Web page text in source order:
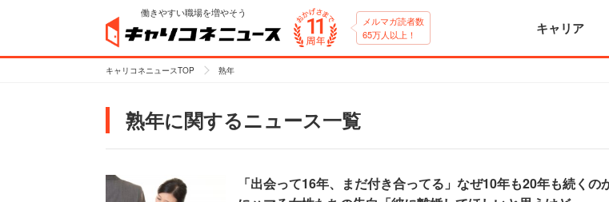
働きやすい職場を増やそう
メルマガ読者数
65万人以上！
キャリア
キャリコネニュースTOP 熟年
熟年に関するニュース一覧
「出会って16年、まだ付き合ってる」なぜ10年も20年も続くの